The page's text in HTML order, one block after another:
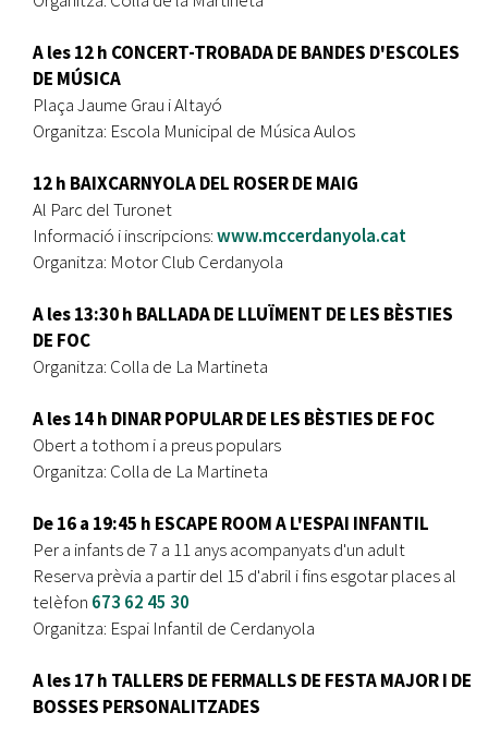
A les 12 h CONCERT-TROBADA DE BANDES D'ESCOLES
DE MÚSICA
Plaça Jaume Grau i Altayó
Organitza: Escola Municipal de Música Aulos
12 h BAIXCARNYOLA DEL ROSER DE MAIG
Al Parc del Turonet
Informació i inscripcions:www.mccerdanyola.cat
Organitza: Motor Club Cerdanyola
A les 13:30 h BALLADA DE LLUÏMENT DE LES BÈSTIES
DE FOC
Organitza: Colla de La Martineta
A les 14 h DINAR POPULAR DE LES BÈSTIES DE FOC
Obert a tothom i a preus populars
Organitza: Colla de La Martineta
De 16 a 19:45 h ESCAPE ROOM A L'ESPAI INFANTIL
Per a infants de 7 a 11 anys acompanyats d'un adult
Reserva prèvia a partir del 15 d'abril i fins esgotar places al
telèfon 673 62 45 30
Organitza: Espai Infantil de Cerdanyola
A les 17 h TALLERS DE FERMALLS DE FESTA MAJOR I DE
BOSSES PERSONALITZADES